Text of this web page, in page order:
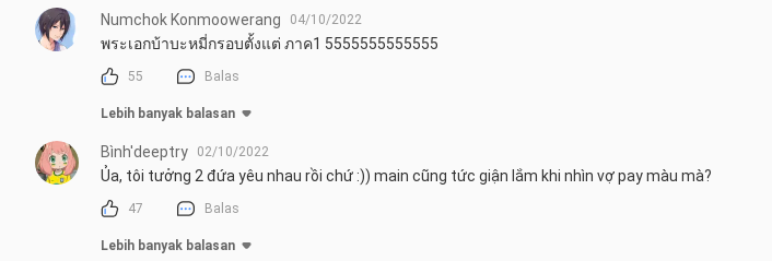
Numchok Konmoowerang 04/10/2022
พระเอกบ้าบะหมี่กรอบตั้งแต่ ภาค1 5555555555555
55 Balas
Lebih banyak balasan
Bình'deeptry 02/10/2022
Ủa, tôi tưởng 2 đứa yêu nhau rồi chứ :)) main cũng tức giận lắm khi nhìn vợ pay màu mà?
47 Balas
Lebih banyak balasan